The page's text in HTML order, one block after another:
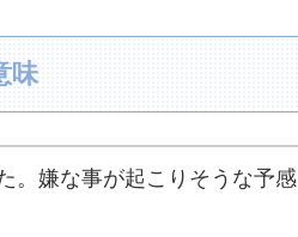
味
。嫌な事が起こりそうな予感